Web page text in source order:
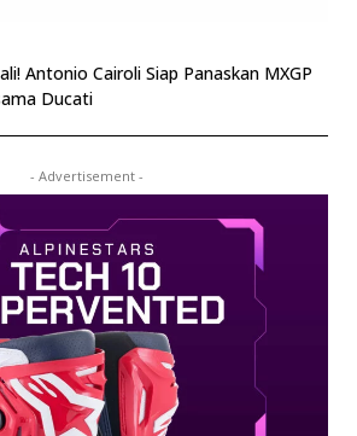
Antonio Cairoli Siap Panaskan MXGP
Ducati
- Advertisement -